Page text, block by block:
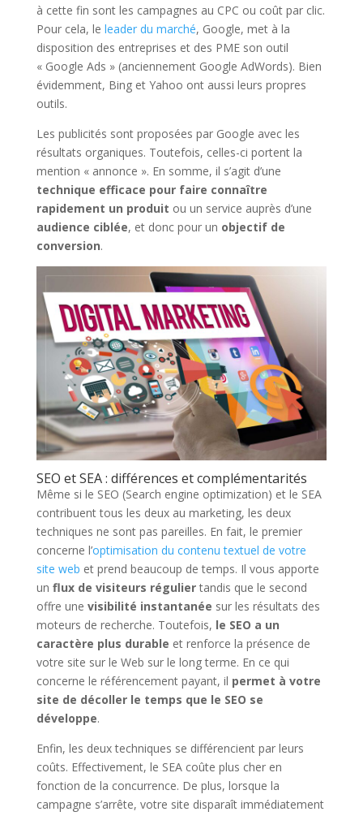
à cette fin sont les campagnes au CPC ou coût par clic.
Pour cela, le leader du marché, Google, met à la
disposition des entreprises et des PME son outil
« Google Ads » (anciennement Google AdWords). Bien
évidemment, Bing et Yahoo ont aussi leurs propres
outils.
Les publicités sont proposées par Google avec les
résultats organiques. Toutefois, celles-ci portent la
mention « annonce ». En somme, il s’agit d’une
technique efficace pour faire connaître
rapidement un produit ou un service auprès d’une
audience ciblée, et donc pour un objectif de
conversion.
SEO et SEA : différences et complémentarités
Même si le SEO (Search engine optimization) et le SEA
contribuent tous les deux au marketing, les deux
techniques ne sont pas pareilles. En fait, le premier
concerne l’optimisation du contenu textuel de votre
site web et prend beaucoup de temps. Il vous apporte
un flux de visiteurs réguliertandis que le second
offre une visibilité instantanée sur les résultats des
moteurs de recherche. Toutefois, le SEO a un
caractère plus durable et renforce la présence de
votre site sur le Web sur le long terme. En ce qui
concerne le référencement payant, il permet à votre
site de décoller le temps que le SEO se
développe.
Enfin, les deux techniques se différencient par leurs
coûts. Effectivement, le SEA coûte plus cher en
fonction de la concurrence. De plus, lorsque la
campagne s’arrête, votre site disparaît immédiatement